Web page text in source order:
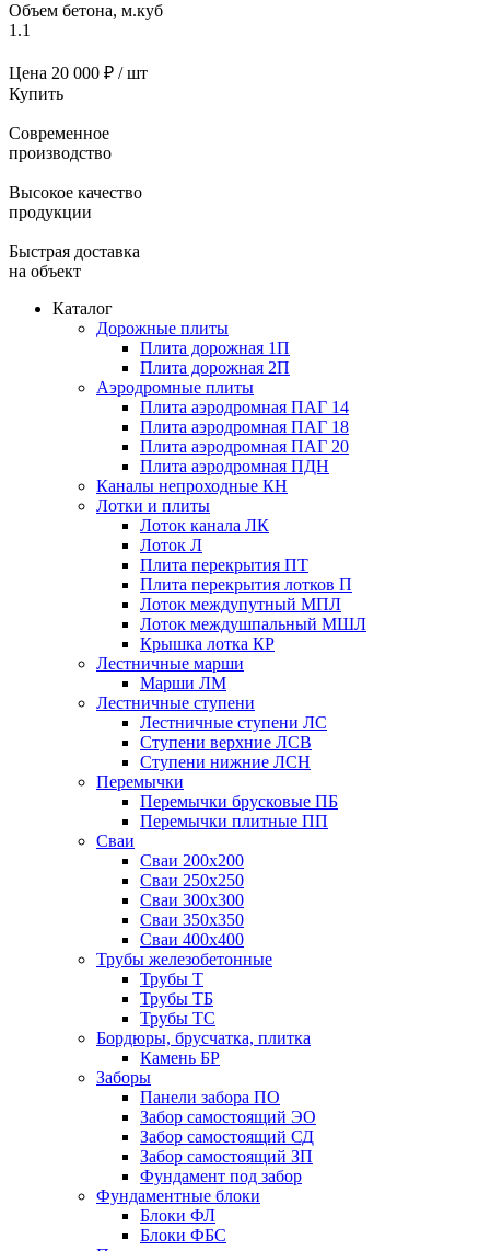
Объем бетона, м.куб
1.1
Цена 20 000 ₽ / шт
Купить
Современное
производство
Высокое качество
продукции
Быстрая доставка
на объект
Каталог
Дорожные плиты
Плита дорожная 1П
Плита дорожная 2П
Аэродромные плиты
Плита аэродромная ПАГ 14
Плита аэродромная ПАГ 18
Плита аэродромная ПАГ 20
Плита аэродромная ПДН
Каналы непроходные КН
Лотки и плиты
Лоток канала ЛК
Лоток Л
Плита перекрытия ПТ
Плита перекрытия лотков П
Лоток междупутный МПЛ
Лоток междушпальный МШЛ
Крышка лотка КР
Лестничные марши
Марши ЛМ
Лестничные ступени
Лестничные ступени ЛС
Ступени верхние ЛСВ
Ступени нижние ЛСН
Перемычки
Перемычки брусковые ПБ
Перемычки плитные ПП
Сваи
Сваи 200х200
Сваи 250х250
Сваи 300х300
Сваи 350х350
Сваи 400х400
Трубы железобетонные
Трубы Т
Трубы ТБ
Трубы ТС
Бордюры, брусчатка, плитка
Камень БР
Заборы
Панели забора ПО
Забор самостоящий ЭО
Забор самостоящий СД
Забор самостоящий ЗП
Фyндамент под забор
Фундаментные блоки
Блоки ФЛ
Блоки ФБС